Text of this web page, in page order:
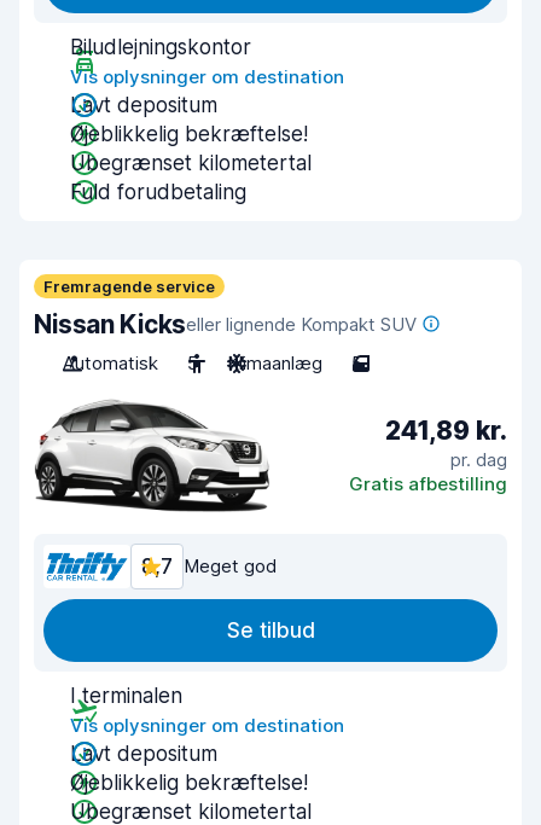
Biludlejningskontor
Vis oplysninger om destination
Lavt depositum
Øjeblikkelig bekræftelse!
Ubegrænset kilometertal
Fuld forudbetaling
Fremragende service
Nissan Kickseller lignende Kompakt SUV
Automatisk
5 Klimaanlæg 5
241,89 kr.
pr. dag
Gratis afbestilling
8,7 Meget god
Se tilbud
I terminalen
Vis oplysninger om destination
Lavt depositum
Øjeblikkelig bekræftelse!
Ubegrænset kilometertal